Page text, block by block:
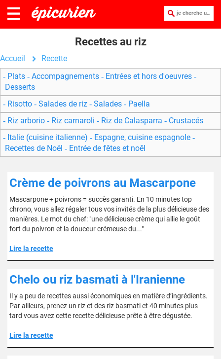
je cherche une recette :
Recettes au riz
Accueil
Recette
Plats
Accompagnements
Entrées et hors d'oeuvres
Desserts
Risotto
Salades de riz Salades
Paella
Riz arborio
Riz carnaroli Riz de Calasparra
Crustacés
Italie (cuisine italienne)
Espagne, cuisine espagnole
Recettes de Noël
Entrée de fêtes et noêl
Crème de poivrons au Mascarpone
Mascarpone + poivrons = succès garanti. En 10 minutes top
chrono, vous allez régaler tous vos invités de la plus délicieuse des
manières. Le mot du chef: "une délicieuse crème qui allie le goût
fort du poivron et la douceur crémeuse du..."
Lire la recette
Chelo ou riz basmati à l'Iranienne
Il y a peu de recettes aussi économiques en matière d’ingrédients.
Par ailleurs, prenez un riz et des riz basmati et 40 minutes plus
tard vous avez cette recette délicieuse prête à être dégustée.
Lire la recette